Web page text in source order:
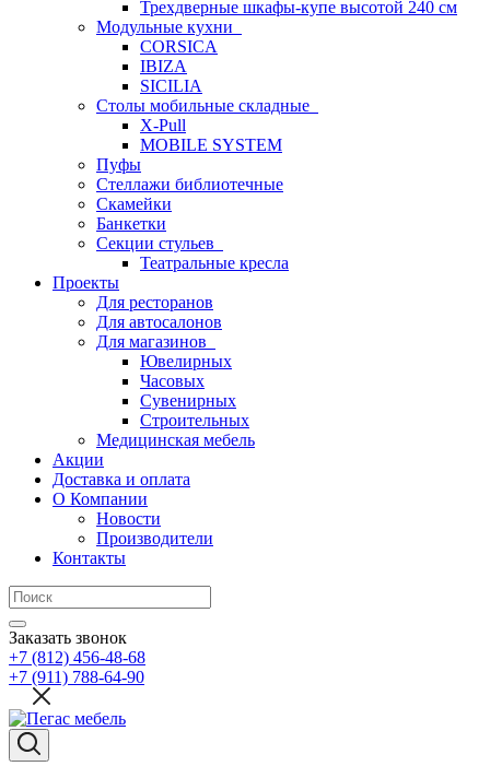
Трехдверные шкафы-купе высотой 240 см
Модульные кухни
CORSICA
IBIZA
SICILIA
Столы мобильные складные
X-Pull
MOBILE SYSTEM
Пуфы
Стеллажи библиотечные
Скамейки
Банкетки
Секции стульев
Театральные кресла
Проекты
Для ресторанов
Для автосалонов
Для магазинов
Ювелирных
Часовых
Сувенирных
Строительных
Медицинская мебель
Акции
Доставка и оплата
О Компании
Новости
Производители
Контакты
Заказать звонок
+7 (812) 456-48-68
+7 (911) 788-64-90